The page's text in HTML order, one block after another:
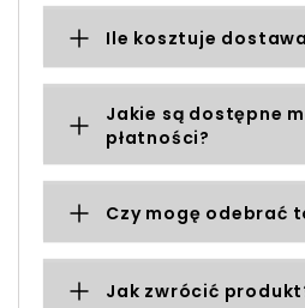
Ile kosztuje
Jakie są dostępne
płatności?
Czy mogę odebrać
Jak zwrócić